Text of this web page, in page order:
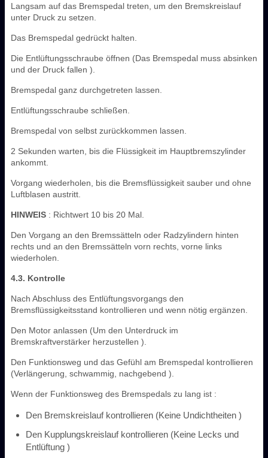
Langsam auf das Bremspedal treten, um den Bremskreislauf
unter Druck zu setzen.
Das Bremspedal gedrückt halten.
Die Entlüftungsschraube öffnen (Das Bremspedal muss absinken
und der Druck fallen ).
Bremspedal ganz durchgetreten lassen.
Entlüftungsschraube schließen.
Bremspedal von selbst zurückkommen lassen.
2 Sekunden warten, bis die Flüssigkeit im Hauptbremszylinder
ankommt.
Vorgang wiederholen, bis die Bremsflüssigkeit sauber und ohne
Luftblasen austritt.
HINWEIS : Richtwert 10 bis 20 Mal.
Den Vorgang an den Bremssätteln oder Radzylindern hinten
rechts und an den Bremssätteln vorn rechts, vorne links
wiederholen.
4.3. Kontrolle
Nach Abschluss des Entlüftungsvorgangs den
Bremsflüssigkeitsstand kontrollieren und wenn nötig ergänzen.
Den Motor anlassen (Um den Unterdruck im
Bremskraftverstärker herzustellen ).
Den Funktionsweg und das Gefühl am Bremspedal kontrollieren
(Verlängerung, schwammig, nachgebend ).
Wenn der Funktionsweg des Bremspedals zu lang ist :
Den Bremskreislauf kontrollieren (Keine Undichtheiten )
Den Kupplungskreislauf kontrollieren (Keine Lecks und
Entlüftung )